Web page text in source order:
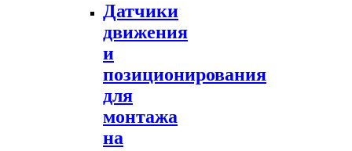
Датчики
движения
и
позиционирования
для
монтажа
на